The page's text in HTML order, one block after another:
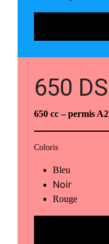
650 DS
650 cc– permis A2
Coloris
Bleu
Noir
Rouge